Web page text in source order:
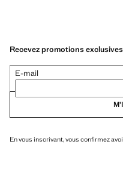
Recevez promotions
E-mail
En vous inscrivant, vous confirmez